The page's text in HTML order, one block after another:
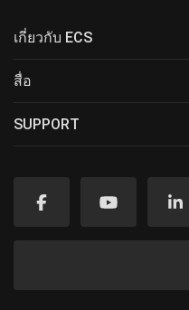
เกี่ยวกับ ECS
สื่อ
SUPPORT